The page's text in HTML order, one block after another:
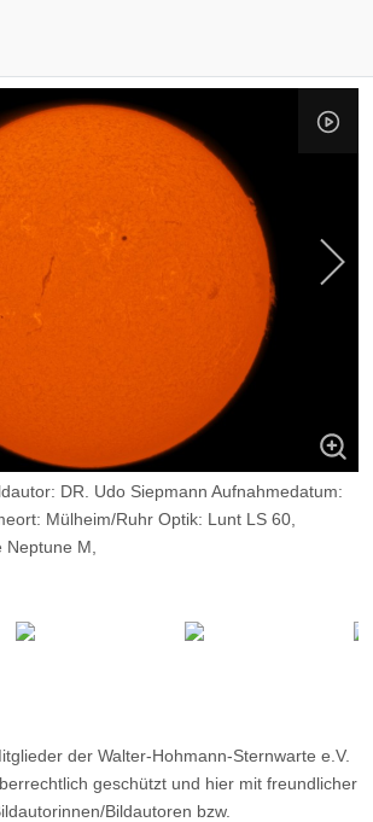
DR. Udo Siepmann Aufnahmedatum:
Mülheim/Ruhr Optik: Lunt LS 60,
M,
der Walter-Hohmann-Sternwarte e.V.
geschützt und hier mit freundlicher
Bildautoren bzw.